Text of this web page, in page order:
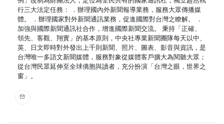
行三大法定任務： ．辦理國內外新聞報導業務，服務大眾傳播媒
體。 ．辦理國家對外新聞通訊業務，促進國際對台灣之瞭解。 ．
加強與國際新聞通訊社合作，增進國際新聞交流。 秉持「正確、
領先、客觀、翔實」的基本原則，中央社專業新聞團隊每天以中、
英、日文即時對外發出上千則新聞、照片、圖表、影音與資訊，是
台灣唯一多語文新聞媒體，服務對象從媒體客戶擴大為閱聽大眾；
從台灣民眾延伸至全球僑胞與讀者，充分扮演「台灣之眼，世界之
窗」。